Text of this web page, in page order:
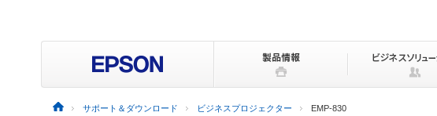
サポート＆ダウンロード ビジネスプロジェクター EMP-830